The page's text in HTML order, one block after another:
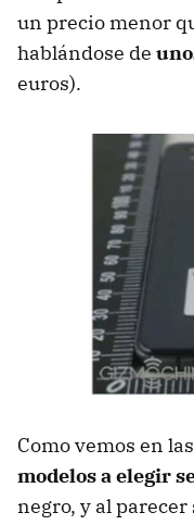
un precio menor
hablándose de
euros).
Como vemos en
modelos a elegir
negro, y al